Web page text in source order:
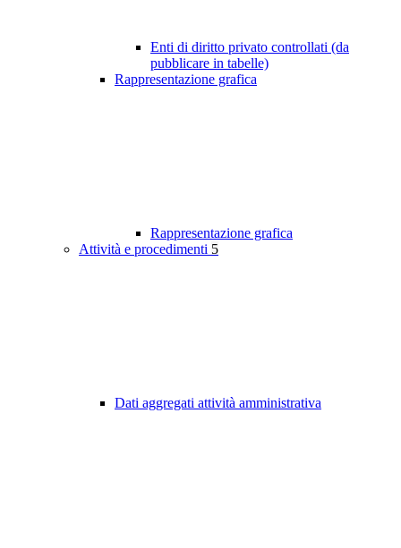
Enti di diritto privato controllati (da
pubblicare in tabelle)
Rappresentazione grafica
Rappresentazione grafica
Attività e procedimenti 5
Dati aggregati attività amministrativa